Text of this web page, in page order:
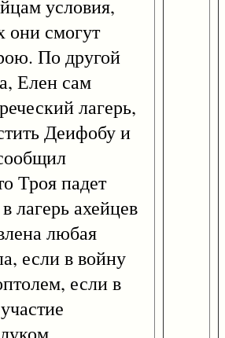
условия,
они смогут
По другой
Елен сам
лагерь,
Деифобу и
Троя падет
лагерь ахейцев
любая
если в войну
если в